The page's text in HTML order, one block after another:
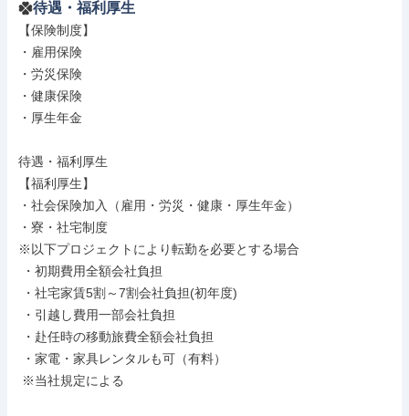
待遇・福利厚生
【保険制度】
・雇用保険
・労災保険
・健康保険
・厚生年金
待遇・福利厚生
【福利厚生】
・社会保険加入（雇用・労災・健康・厚生年金）
・寮・社宅制度
※以下プロジェクトにより転勤を必要とする場合